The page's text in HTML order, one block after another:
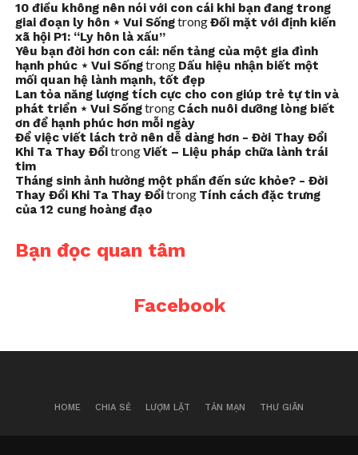
10 điều không nên nói với con cái khi bạn đang trong
giai đoạn ly hôn ⋆ Vui SốngtrongĐối mặt với định kiến
xã hội P1: “Ly hôn là xấu”
Yêu bạn đời hơn con cái: nền tảng của một gia đình
hạnh phúc ⋆ Vui Sốngtrong Dấu hiệu nhận biết một
mối quan hệ lành mạnh, tốt đẹp
Lan tỏa năng lượng tích cực cho con giúp trẻ tự tin và
phát triển ⋆ Vui Sốngtrong Cách nuôi dưỡng lòng biết
ơn để hạnh phúc hơn mỗi ngày
Để việc viết lách trở nên dễ dàng hơn - Đời Thay Đổi
Khi Ta Thay ĐổitrongViết – Liệu pháp chữa lành trái
tim
Tháng sinh ảnh hưởng một phần đến sức khỏe? - Đời
Thay Đổi Khi Ta Thay Đổitrong Tính cách đặc trưng
của 12 cung hoàng đạo
Bạn đọc quan tâm
Facebook
HOME CHIA SẺ LƯỢM LẶT TẢN MẠN THƯ GIÃN